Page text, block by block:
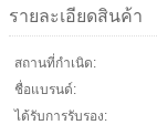
รายละเอียดสินค้า
สถานที่กำเนิด:
ชื่อแบรนด์:
ได้รับการรับรอง: